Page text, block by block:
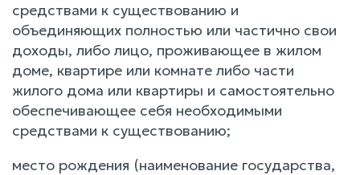
средствами к существованию и
объединяющих полностью или частично свои
доходы, либо лицо, проживающее в жилом
доме, квартире или комнате либо части
жилого дома или квартиры и самостоятельно
обеспечивающее себя необходимыми
средствами к существованию;
место рождения (наименование государства,